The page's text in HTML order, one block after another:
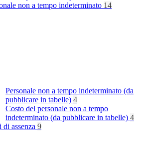
non a tempo indeterminato 14
Personale non a tempo indeterminato (da
pubblicare in tabelle) 4
Costo del personale non a tempo
indeterminato (da pubblicare in tabelle) 4
di assenza 9